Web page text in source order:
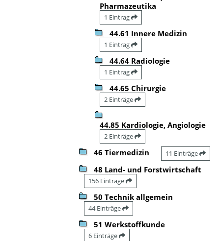
Pharmazeutika
1 Eintrag
44.61 Innere Medizin
1 Eintrag
44.64 Radiologie
1 Eintrag
44.65 Chirurgie
2 Einträge
44.85 Kardiologie, Angiologie
2 Einträge
46 Tiermedizin 11 Einträge
48 Land- und Forstwirtschaft
156 Einträge
50 Technik allgemein
44 Einträge
51 Werkstoffkunde
6 Einträge